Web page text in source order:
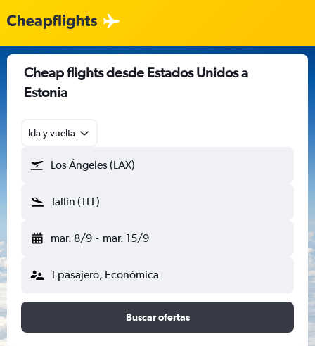
Cheap flights desde Estados Unidos a
Estonia
Ida y vuelta
Los Ángeles (LAX)
Tallín (TLL)
mar. 8/9 - mar. 15/9
1 pasajero, Económica
Buscar ofertas